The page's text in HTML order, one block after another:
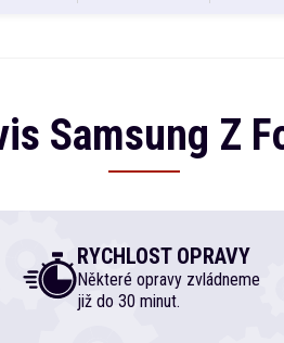
Samsung Z
RYCHLOST OPRAVY
Některé opravy zvládneme
již do 30 minut.